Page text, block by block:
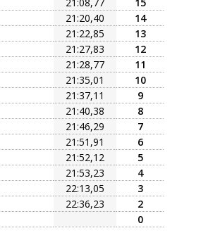
21:20,40
14
21:22,85
13
21:27,83
12
21:28,77
11
21:35,01
10
21:37,11
9
21:40,38
8
21:46,29
7
21:51,91
6
21:52,12
5
21:53,23
4
22:13,05
3
22:36,23
2
0